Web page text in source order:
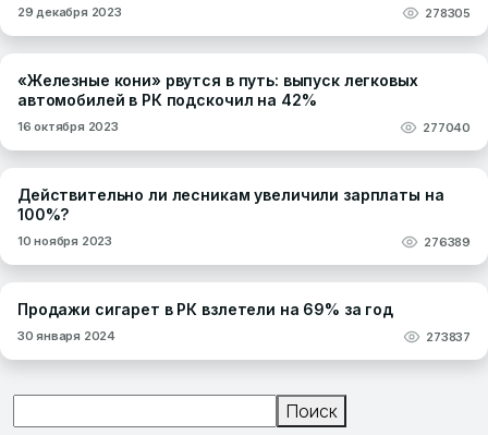
29 декабря 2023 278305
«Железные кони» рвутся в путь: выпуск легковых
автомобилей в РК подскочил на 42%
16 октября 2023 277040
Действительно ли лесникам увеличили зарплаты на
100%?
10 ноября 2023 276389
Продажи сигарет в РК взлетели на 69% за год
30 января 2024 273837
Поиск